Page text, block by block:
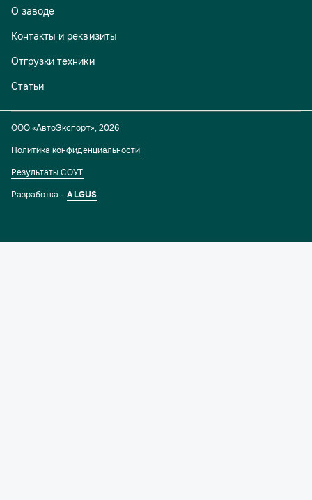
О заводе
Контакты и реквизиты
Отгрузки техники
Статьи
ООО «АвтоЭкспорт»,2026
Политика конфиденциальности
Результаты СОУТ
Разработка -ALGUS